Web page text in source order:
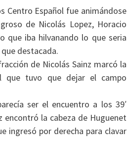
Centro Español fue animándose
de Nicolás Lopez, Horacio
que iba hilvanando lo que seria
destacada.
de Nicolás Sainz marcó la
que tuvo que dejar el campo
ser el encuentro a los 39′
encontró la cabeza de Huguenet
ingresó por derecha para clavar